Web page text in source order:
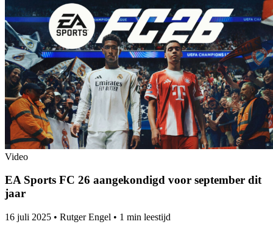
Video
EA Sports FC 26 aangekondigd voor september dit
jaar
16 juli 2025 • Rutger Engel • 1 min leestijd